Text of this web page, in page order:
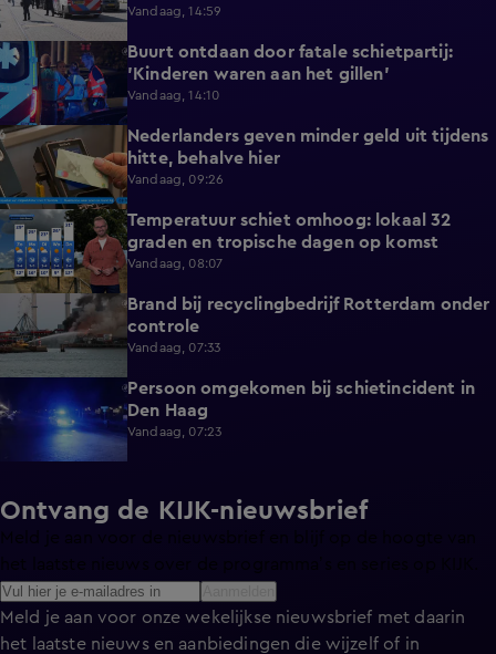
Vandaag, 14:59
0:59
Buurt ontdaan door fatale schietpartij:
'Kinderen waren aan het gillen'
Vandaag, 14:10
0:58
Nederlanders geven minder geld uit tijdens
hitte, behalve hier
Vandaag, 09:26
1:03
Temperatuur schiet omhoog: lokaal 32
graden en tropische dagen op komst
Vandaag, 08:07
0:36
Brand bij recyclingbedrijf Rotterdam onder
controle
Vandaag, 07:33
Persoon omgekomen bij schietincident in
Den Haag
Vandaag, 07:23
Ontvang de KIJK-nieuwsbrief
Meld je aan voor onze wekelijkse nieuwsbrief met daarin
het laatste nieuws en aanbiedingen die wijzelf of in